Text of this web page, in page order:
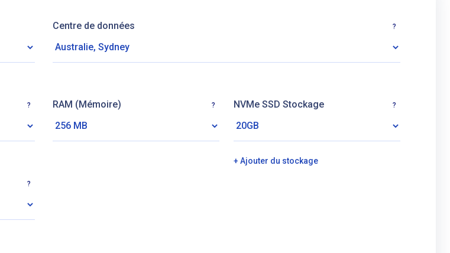
?
?
Centre de données ?
RAM (Mémoire) ? NVMe SSD Stockage ?
+ Ajouter du stockage